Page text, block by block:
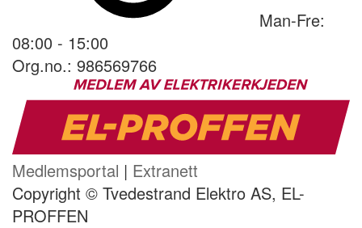
Man-Fre:
08:00 - 15:00
Org.no.: 986569766
Medlemsportal | Extranett
Copyright © Tvedestrand Elektro AS, EL-
PROFFEN